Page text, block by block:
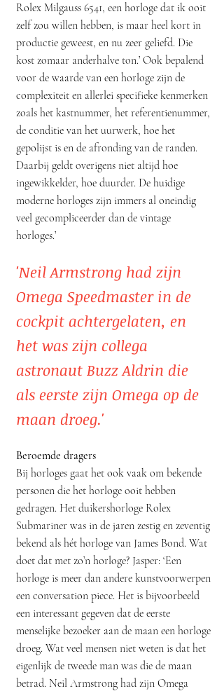
Rolex Milgauss 6541, een horloge dat ik ooit
zelf zou willen hebben, is maar heel kort in
productie geweest, en nu zeer geliefd. Die
kost zomaar anderhalve ton.’ Ook bepalend
voor de waarde van een horloge zijn de
complexiteit en allerlei specifieke kenmerken
zoals het kastnummer, het referentienummer,
de conditie van het uurwerk, hoe het
gepolijst is en de afronding van de randen.
Daarbij geldt overigens niet altijd hoe
ingewikkelder, hoe duurder. De huidige
moderne horloges zijn immers al oneindig
veel gecompliceerder dan de vintage
horloges.’
'Neil Armstrong had zijn
Omega Speedmaster in de
cockpit achtergelaten, en
het was zijn collega
astronaut Buzz Aldrin die
als eerste zijn Omega op de
maan droeg.'
Beroemde dragers
Bij horloges gaat het ook vaak om bekende
personen die het horloge ooit hebben
gedragen. Het duikershorloge Rolex
Submariner was in de jaren zestig en zeventig
bekend als hét horloge van James Bond. Wat
doet dat met zo’n horloge? Jasper: ‘Een
horloge is meer dan andere kunstvoorwerpen
een conversation piece. Het is bijvoorbeeld
een interessant gegeven dat de eerste
menselijke bezoeker aan de maan een horloge
droeg. Wat veel mensen niet weten is dat het
eigenlijk de tweede man was die de maan
betrad. Neil Armstrong had zijn Omega